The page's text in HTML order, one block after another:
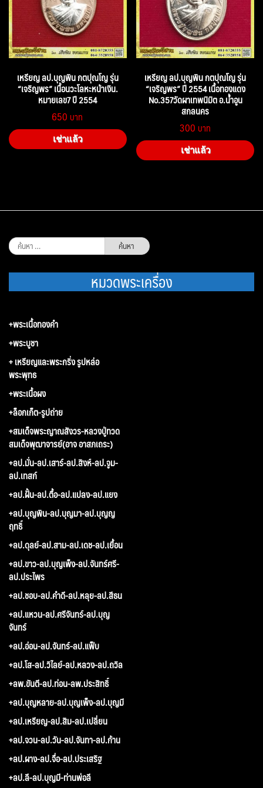
เหรียญ ลป.บุญพิน กตปุณโญ รุ่น
“เจริญพร” เนื้อนวะโลหะหน้าเงิน.
หมายเลข7 ปี 2554
650
เช่าแล้ว
เหรียญ ลป.บุญพิน กตปุณโญ รุ่น
“เจริญพร” ปี 2554 เนื้อทองแดง
No.357วัดผาเทพนิมิต อ.น้ำอูน
สกลนคร
300
เช่าแล้ว
ค้นหา
สำหรับ:
หมวดพระเครื่อง
+พระเนื้อทองคำ
+พระบูชา
+ เหรียญและพระกริ่ง รูปหล่อ
พระพุทธ
+พระเนื้อผง
+ล็อกเก็ต-รูปถ่าย
+สมเด็จพระญาณสังวร-หลวงปู่ทวด
สมเด็จพุฒาจารย์(อาจ อาสภเถระ)
+ลป.มั่น-ลป.เสาร์-ลป.สิงห์-ลป.จูม-
ลป.เทสก์
+ลป.ฝั้น-ลป.ตื้อ-ลป.แปลง-ลป.แยง
+ลป.บุญพิน-ลป.บุญมา-ลป.บุญญ
ฤทธิ์
+ลป.ดุลย์-ลป.สาม-ลป.เดช-ลป.เยื้อน
+ลป.ขาว-ลป.บุญเพ็ง-ลป.จันทร์ศรี-
ลป.ประไพร
+ลป.ชอบ-ลป.คำดี-ลป.หลุย-ลป.สีธน
+ลป.แหวน-ลป.ศรีจันทร์-ลป.บุญ
จันทร์
+ลป.อ่อน-ลป.จันทร์-ลป.แฟ็บ
+ลป.โส-ลป.วิไลย์-ลป.หลวง-ลป.ถวิล
+ลพ.ขันตี-ลป.ท่อน-ลพ.ประสิทธิ์
+ลป.บุญหลาย-ลป.บุญเพ็ง-ลป.บุญมี
+ลป.เหรียญ-ลป.สิม-ลป.เปลี่ยน
+ลป.จวน-ลป.วัน-ลป.จันทา-ลป.ก้าน
+ลป.ผาง-ลป.จื่อ-ลป.ประเสริฐ
+ลป.ลี-ลป.บุญมี-ท่านพ่อลี